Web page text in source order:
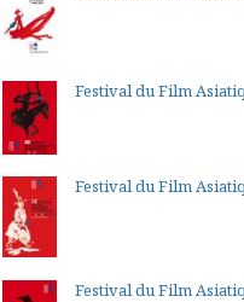
Festival du Film
Festival du Film
Festival du Film